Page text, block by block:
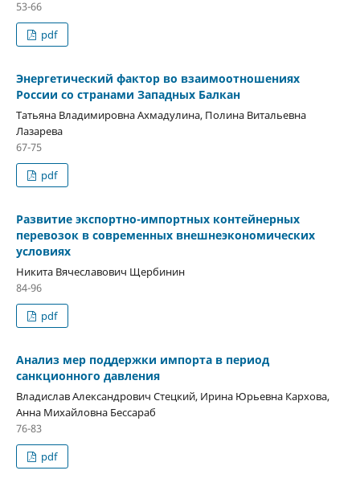
53-66
pdf
Энергетический фактор во взаимоотношениях
России со странами Западных Балкан
Татьяна Владимировна Ахмадулина, Полина Витальевна
Лазарева
67-75
pdf
Развитие экспортно-импортных контейнерных
перевозок в современных внешнеэкономических
условиях
Никита Вячеславович Щербинин
84-96
pdf
Анализ мер поддержки импорта в период
санкционного давления
Владислав Александрович Стецкий, Ирина Юрьевна Кархова,
Анна Михайловна Бессараб
76-83
pdf